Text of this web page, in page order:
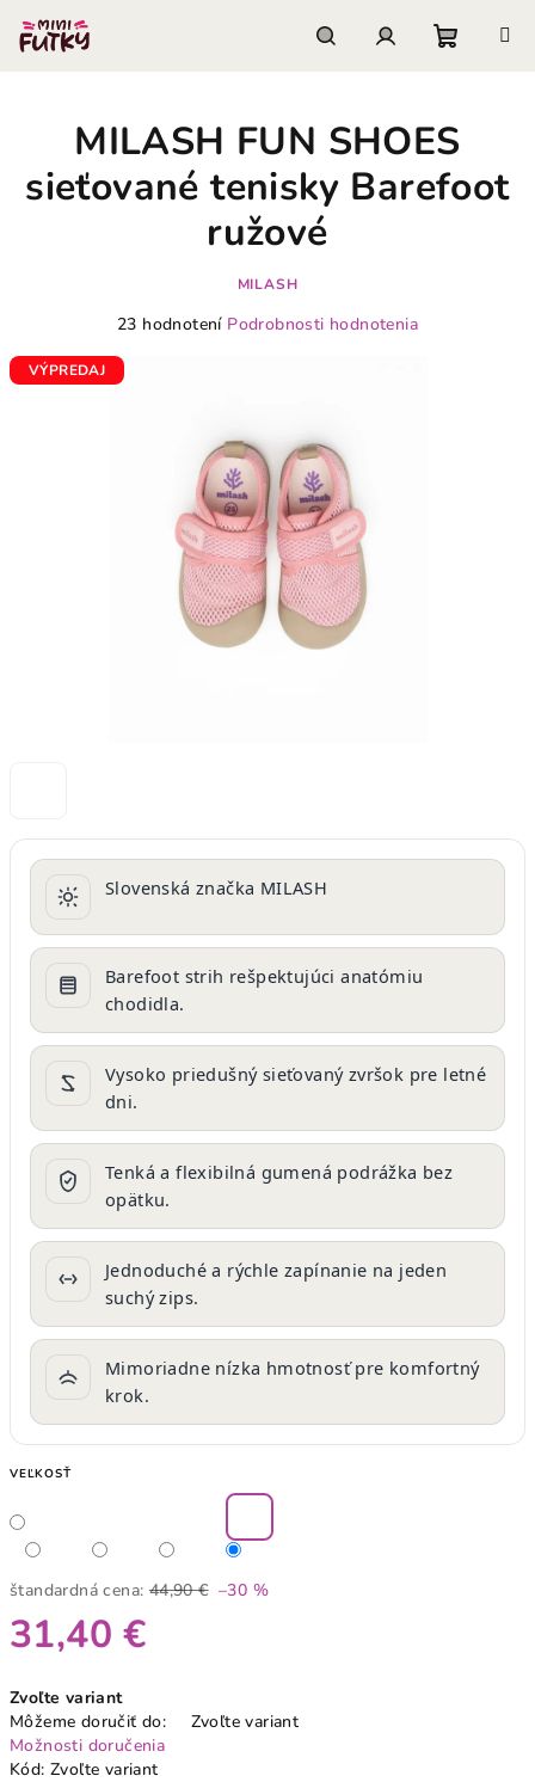
obsah
košík
Slovenská značka MILASH
Barefoot strih rešpektujúci anatómiu
chodidla.
Vysoko priedušný sieťovaný zvršok pre letné
dni.
Tenká a flexibilná gumená podrážka bez
opätku.
Jednoduché a rýchle zapínanie na jeden
suchý zips.
Mimoriadne nízka hmotnosť pre komfortný
krok.
VEĽKOSŤ
štandardná cena: 44,90 € –30 %
31,40 €
cena:
Zvoľte variant
Môžeme doručiť do:
Zvoľte variant
Možnosti doručenia
Kód: Zvoľte variant
MILASH FUN SHOES
sieťované tenisky Barefoot
ružové
MILASH
Priemerné
produktu
hviezdičiek.
23 hodnotení Podrobnosti hodnotenia
VÝPREDAJ